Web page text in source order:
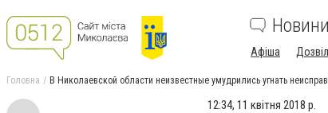
Новини
Афіша
Головна В Николаевской области неизвестные умудрились угнать
12:34, 11 квітня 2018 р.